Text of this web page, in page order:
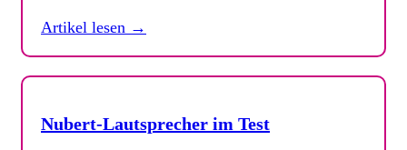
Artikel lesen →
Nubert-Lautsprecher im Test